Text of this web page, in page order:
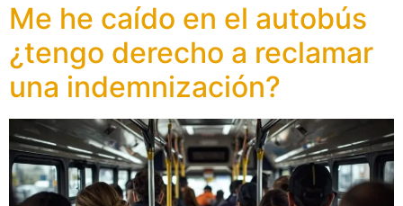
Me he caído en el autobús
¿tengo derecho a reclamar
una indemnización?